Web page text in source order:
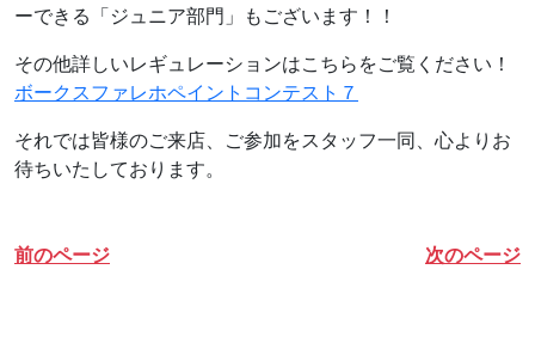
ーできる「ジュニア部門」もございます！！
その他詳しいレギュレーションはこちらをご覧ください！
ボークスファレホペイントコンテスト７
それでは皆様のご来店、ご参加をスタッフ一同、心よりお
待ちいたしております。
前のページ 次のページ